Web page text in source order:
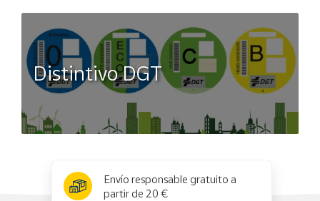
Distintivo DGT
Envío responsable gratuito a
partir de 20 €